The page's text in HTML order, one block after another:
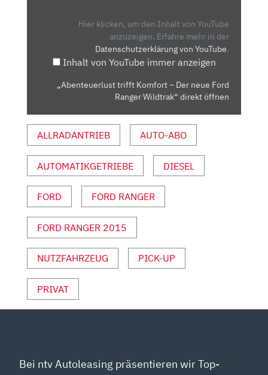
RANGER
WILDTRAK“
ANZEIGEN
Hier klicken, um den Inhalt von YouTube
anzuzeigen. Erfahre mehr in der
Datenschutzerklärung von YouTube.
Inhalt von YouTube immer anzeigen
„Abenteuerlust trifft Komfort – Der neue Ford
Ranger Wildtrak“ direkt öffnen
ALLRADANTRIEB AUTO-ABO
AUTOMATIKGETRIEBE DIESEL
FORD FORD RANGER
FORD RANGER 2015
NUTZFAHRZEUG PICK-UP
PRIVAT
Bei ntv Autoleasing präsentieren wir Top-